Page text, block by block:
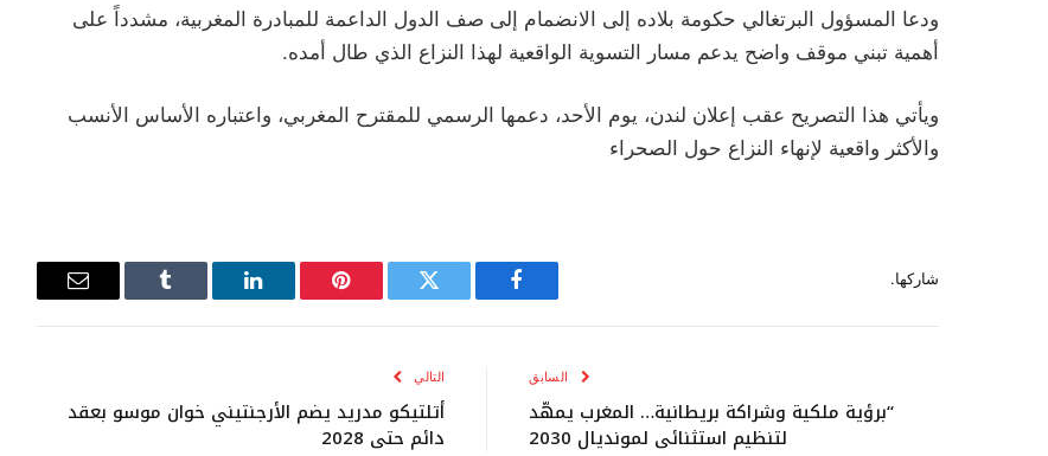
ودعا المسؤول البرتغالي حكومة بلاده إلى الانضمام إلى صف الدول الداعمة للمبادرة المغربية، مشدداً على
أهمية تبني موقف واضح يدعم مسار التسوية الواقعية لهذا النزاع الذي طال أمده.
ويأتي هذا التصريح عقب إعلان لندن، يوم الأحد، دعمها الرسمي للمقترح المغربي، واعتباره الأساس الأنسب
والأكثر واقعية لإنهاء النزاع حول الصحراء
شاركها.
فيسبوك تويتر بينتيريستلينكدإن Tumblr
البريد
السابق
“برؤية ملكية وشراكة بريطانية… المغرب يمهّد
لتنظيم استثنائي لمونديال 2030
التالي
أتلتيكو مدريد يضم الأرجنتيني خوان موسو بعقد
دائم حتى 2028